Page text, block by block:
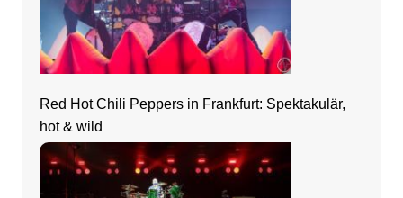
Red Hot Chili Peppers in Frankfurt: Spektakulär,
hot & wild